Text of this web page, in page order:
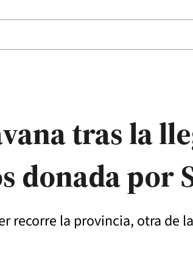
tras la
donada por
recorre la provincia, otra de